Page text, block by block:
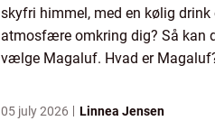
skyfri himmel, med en kølig drink
atmosfære omkring dig? Så kan
vælge Magaluf. Hvad er
beliggenhed p...
05 july 2026 Linnea Jensen